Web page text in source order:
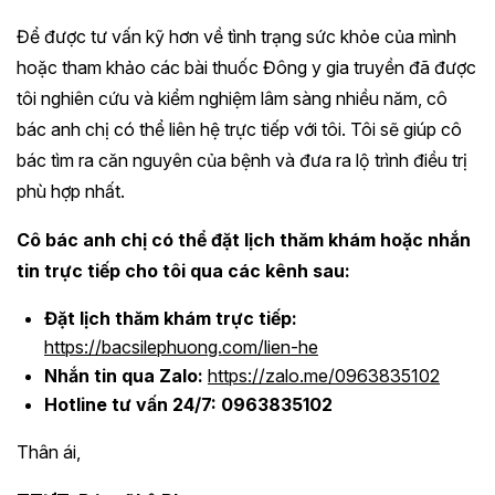
Để được tư vấn kỹ hơn về tình trạng sức khỏe của mình
hoặc tham khảo các bài thuốc Đông y gia truyền đã được
tôi nghiên cứu và kiểm nghiệm lâm sàng nhiều năm, cô
bác anh chị có thể liên hệ trực tiếp với tôi. Tôi sẽ giúp cô
bác tìm ra căn nguyên của bệnh và đưa ra lộ trình điều trị
phù hợp nhất.
Cô bác anh chị có thể đặt lịch thăm khám hoặc nhắn
tin trực tiếp cho tôi qua các kênh sau:
Đặt lịch thăm khám trực tiếp:
https://bacsilephuong.com/lien-he
Nhắn tin qua Zalo: https://zalo.me/0963835102
Hotline tư vấn 24/7: 0963835102
Thân ái,